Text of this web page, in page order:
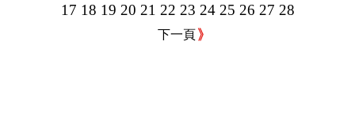
17 18 19 20 21 22 23 24 25 26 27 28
下一頁